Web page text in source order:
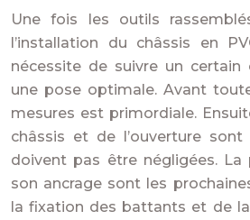
Une fois les outils
l’installation du châssis en
nécessite de suivre un certain
une pose optimale. Avant
mesures est primordiale.
châssis et de l’ouverture
doivent pas être négligées.
son ancrage sont les
la fixation des battants et de